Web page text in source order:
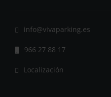
info@vivaparking.es
966 27 88 17
Localización